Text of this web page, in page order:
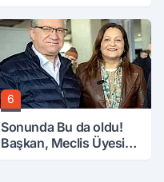
Üzerine Çıkarıldı
6
Sonunda Bu da oldu!
Başkan, Meclis Üyesini